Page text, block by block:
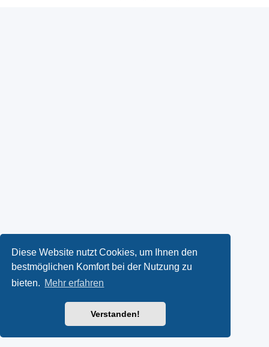
Diese Website nutzt Cookies, um Ihnen den
bestmöglichen Komfort bei der Nutzung zu
bieten. Mehr erfahren
Verstanden!